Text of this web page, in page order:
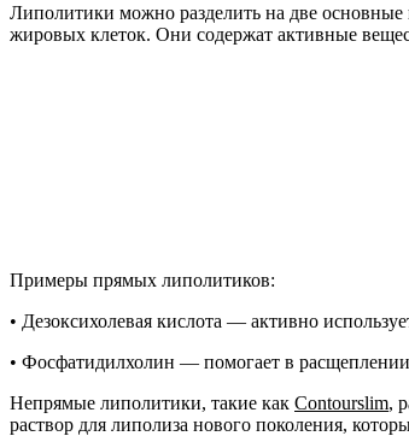
Липолитики можно разделить на две
жировых клеток. Они содержат активные
Примеры прямых липолитиков:
• Дезоксихолевая кислота — активно
• Фосфатидилхолин — помогает в
Непрямые липолитики, такие как Contourslim,
раствор для липолиза нового поколения,